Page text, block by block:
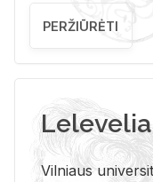
PERŽIŪRĖTI
Vil­niaus